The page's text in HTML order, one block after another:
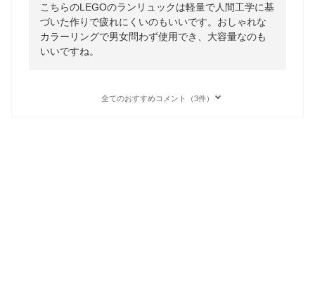
こちらのLEGOのランリュックは軽量で人間工学に基
づいた作りで疲れにくいのもいいです。おしゃれな
カラーリングで男女問わず使用でき、大容量なのも
いいですね。
全てのおすすめコメント（3件）